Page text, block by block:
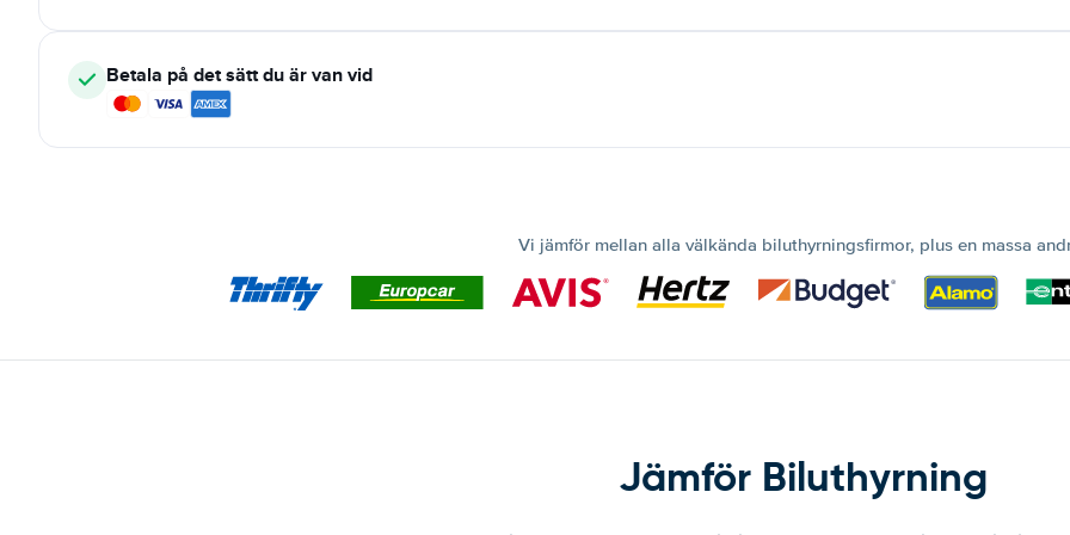
Betala på det sätt du är van vid
Vi jämför mellan alla välkända biluthyrningsfirmor, plus en massa
Jämför Biluthyrning